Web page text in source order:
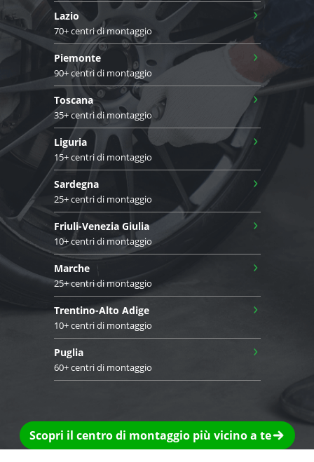
Lazio
70+ centri di montaggio
›
Piemonte
90+ centri di montaggio
›
Toscana
35+ centri di montaggio
›
Liguria
15+ centri di montaggio
›
Sardegna
25+ centri di montaggio
›
Friuli-Venezia Giulia
10+ centri di montaggio
›
Marche
25+ centri di montaggio
›
Trentino-Alto Adige
10+ centri di montaggio
›
Puglia
60+ centri di montaggio
›
Scopri il centro di montaggio più vicino a te